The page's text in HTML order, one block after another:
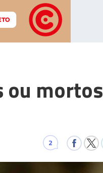
ou mortos
2